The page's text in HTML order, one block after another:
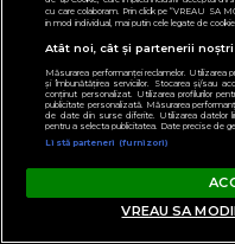
cu care colaboram. Prin click pe “VREAU SA
in mod individual, mai putin cele legate de
Atât noi, cât și partenerii
Măsurarea performanței reclamelor. Utilizarea
și îmbunătățirea serviciilor. Stocarea și/sau
conținut personalizat. Utilizarea profilurilor
publicitate personalizată. Măsurarea
de date din surse diferite. Utilizarea datelor
pentru a selecta publicitatea. Date precise de
Listă parteneri (furnizori)
VREAU SA